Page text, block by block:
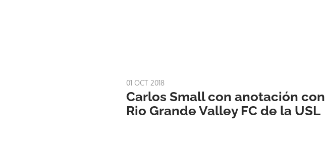
01 OCT 2018
Carlos Small con anotación con
Rio Grande Valley FC de la USL